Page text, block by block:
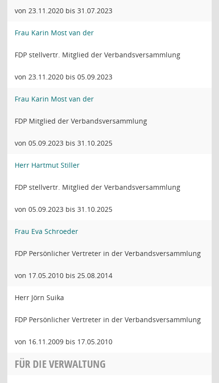
von 23.11.2020 bis 31.07.2023
Frau Karin Most van der
FDP stellvertr. Mitglied der Verbandsversammlung
von 23.11.2020 bis 05.09.2023
Frau Karin Most van der
FDP Mitglied der Verbandsversammlung
von 05.09.2023 bis 31.10.2025
Herr Hartmut Stiller
FDP stellvertr. Mitglied der Verbandsversammlung
von 05.09.2023 bis 31.10.2025
Frau Eva Schroeder
FDP Persönlicher Vertreter in der Verbandsversammlung
von 17.05.2010 bis 25.08.2014
Herr Jörn Suika
FDP Persönlicher Vertreter in der Verbandsversammlung
von 16.11.2009 bis 17.05.2010
FÜR DIE VERWALTUNG